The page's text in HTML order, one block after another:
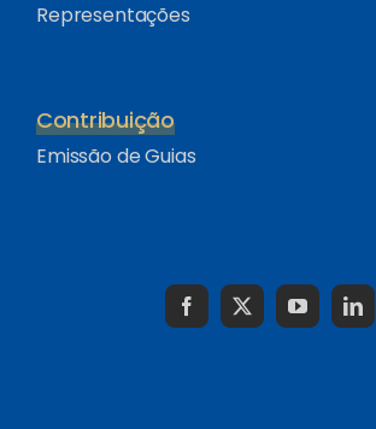
Representações
Contribuição
Emissão de Guias